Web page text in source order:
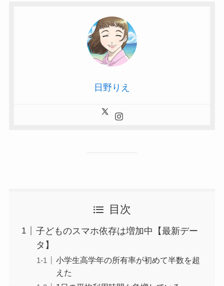
日野りえ
目次
子どものスマホ依存は増加中【最新デー
タ】
小学生高学年の所有率が初めて半数を超
えた